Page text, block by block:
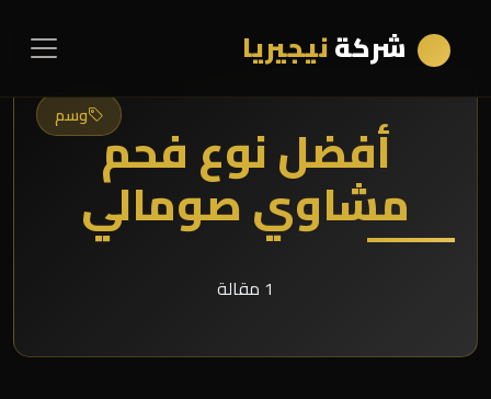
شركةنيجيريا
وسم أفضل نوع فحم
مشاوي صومالي
1 مقالة